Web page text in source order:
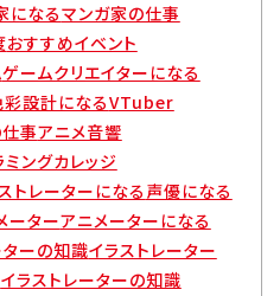
になるマンガ家の仕事
おすすめイベント
ゲームクリエイターになる
設計になるVTuber
事アニメ音響
ングカレッジ
トレーターになる 声優になる
ーターアニメーターになる
ーの知識イラストレーター
イラストレーターの知識